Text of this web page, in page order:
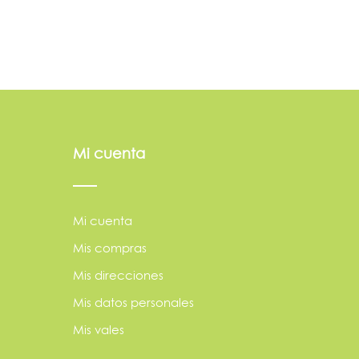
Mi cuenta
Mi cuenta
Mis compras
Mis direcciones
Mis datos personales
Mis vales